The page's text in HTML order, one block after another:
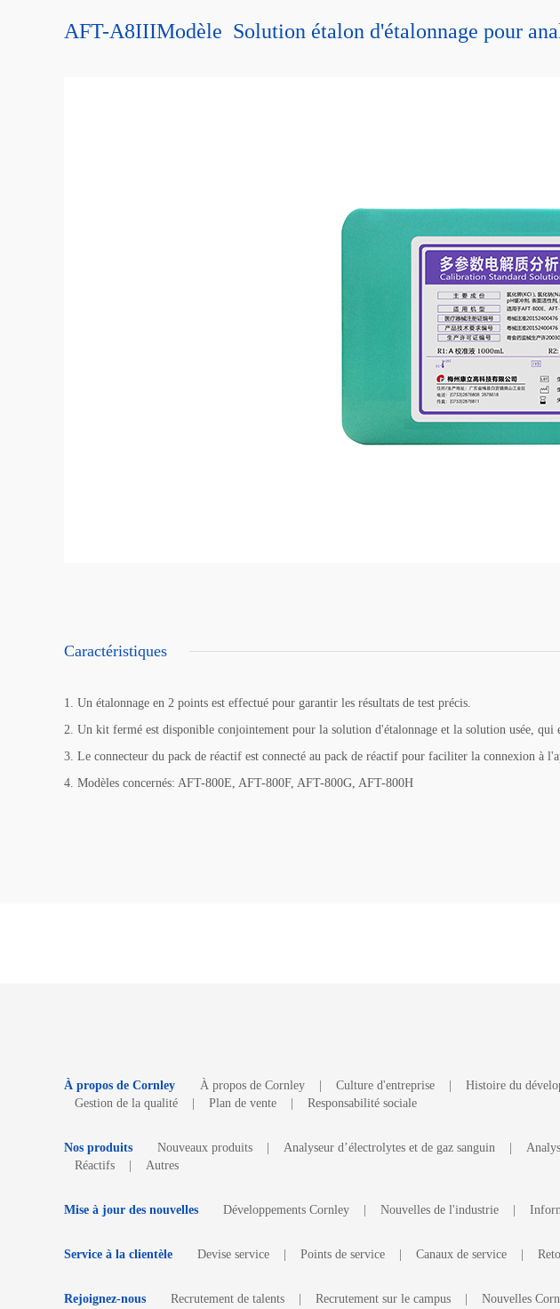
AFT-A8IIIModèle Solution étalon d'étalonnage pour
Caractéristiques
1. Un étalonnage en 2 points est effectué pour garantir les résultats de test précis.
2. Un kit fermé est disponible conjointement pour la solution d'étalonnage et la solution usée,
3. Le connecteur du pack de réactif est connecté au pack de réactif pour faciliter la connexion à
4. Modèles concernés: AFT-800E, AFT-800F, AFT-800G, AFT-800H
À propos de Cornley À propos de Cornley Culture d'entreprise Histoire du
Gestion de la qualité
Plan de vente Responsabilité sociale
Nos produits Nouveaux produits Analyseur d’électrolytes et de gaz sanguin
Réactifs
Autres
Mise à jour des nouvelles Développements Cornley Nouvelles de l'industrie
Service à la clientèle Devise service Points de service Canaux de service
Rejoignez-nous Recrutement de talents Recrutement sur le campus Nouvelles